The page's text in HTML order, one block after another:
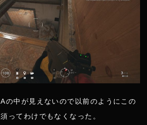
の中が見えないので以前のようにこの
ってわけでもなくなった。